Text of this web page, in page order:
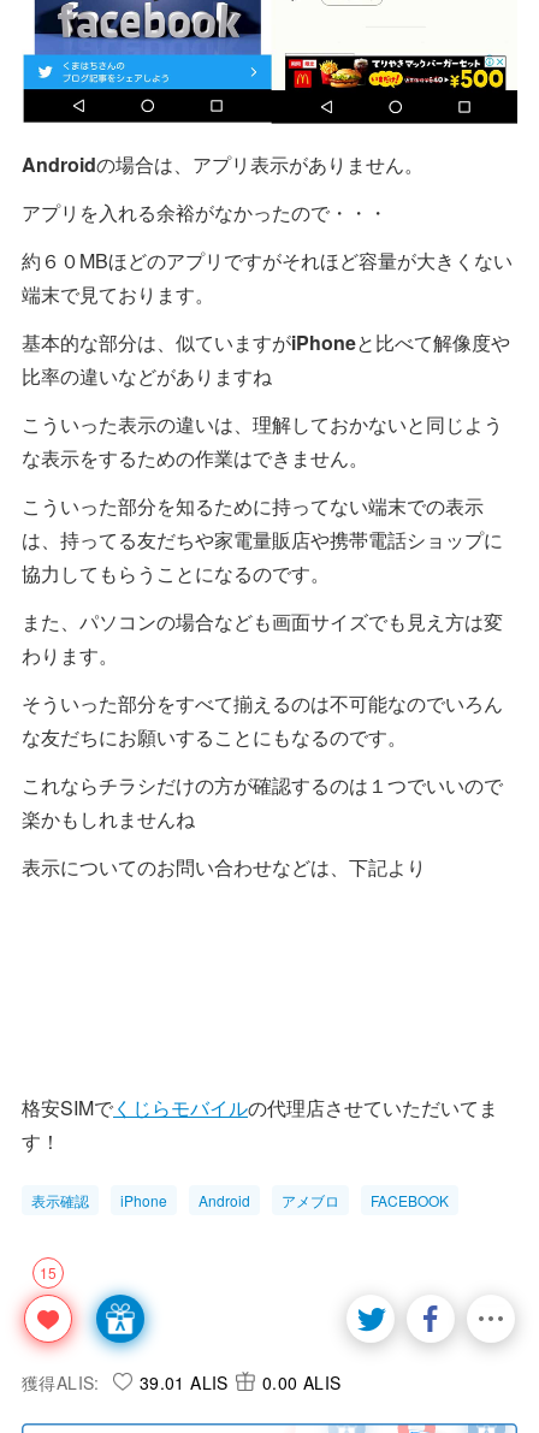
Androidの場合は、アプリ表示がありません。
アプリを入れる余裕がなかったので・・・
約６０MBほどのアプリですがそれほど容量が大きくない
端末で見ております。
基本的な部分は、似ていますがiPhoneと比べて解像度や
比率の違いなどがありますね
こういった表示の違いは、理解しておかないと同じよう
な表示をするための作業はできません。
こういった部分を知るために持ってない端末での表示
は、持ってる友だちや家電量販店や携帯電話ショップに
協力してもらうことになるのです。
また、パソコンの場合なども画面サイズでも見え方は変
わります。
そういった部分をすべて揃えるのは不可能なのでいろん
な友だちにお願いすることにもなるのです。
これならチラシだけの方が確認するのは１つでいいので
楽かもしれませんね
表示についてのお問い合わせなどは、下記より
格安SIMでくじらモバイルの代理店させていただいてま
す！
表示確認 iPhone Android アメブロ FACEBOOK
15
獲得ALIS: 39.01 ALIS 0.00 ALIS